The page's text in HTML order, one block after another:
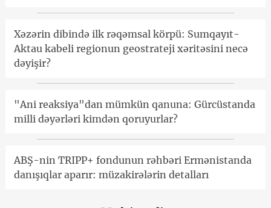
Xəzərin dibində ilk rəqəmsal körpü: Sumqayıt-
Aktau kabeli regionun geostrateji xəritəsini necə
dəyişir?
"Ani reaksiya"dan mümkün qanuna: Gürcüstanda
milli dəyərləri kimdən qoruyurlar?
ABŞ-nin TRIPP+ fondunun rəhbəri Ermənistanda
danışıqlar aparır: müzakirələrin detalları